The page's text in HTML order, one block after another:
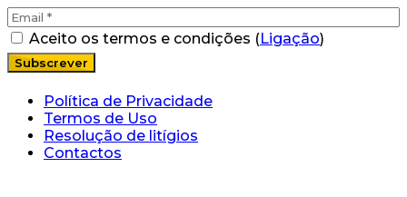
Aceito os termos e condições (Ligação)
Política de Privacidade
Termos de Uso
Resolução de litígios
Contactos